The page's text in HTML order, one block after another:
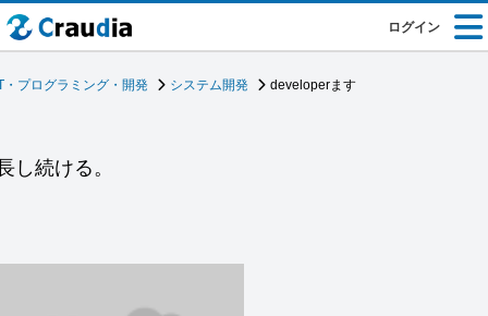
ログイン
・プログラミング・開発 システム開発 developerます
し続ける。